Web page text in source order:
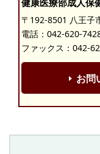
健康医療部成人保
〒192-8501 八王子
電話： 042-620-
ファックス：042-
お問